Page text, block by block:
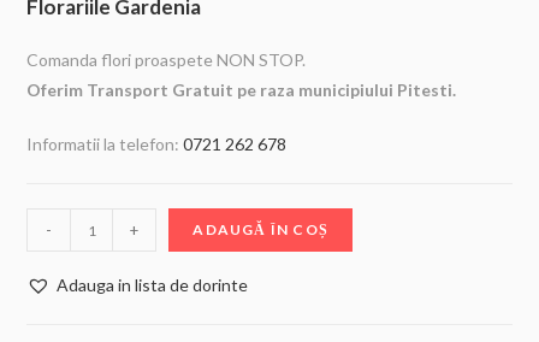
Florariile Gardenia
Comanda flori proaspete NON STOP.
Oferim Transport Gratuit pe raza municipiului Pitesti.
Informatii la telefon:0721 262 678
- + ADAUGĂ ÎN COȘ
Adauga in lista de dorinte